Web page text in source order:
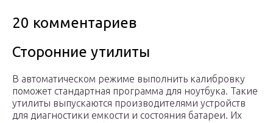
20 комментариев
Сторонние утилиты
В автоматическом режиме выполнить калибровку
поможет стандартная программа для ноутбука. Такие
утилиты выпускаются производителями устройств
для диагностики емкости и состояния батареи. Их